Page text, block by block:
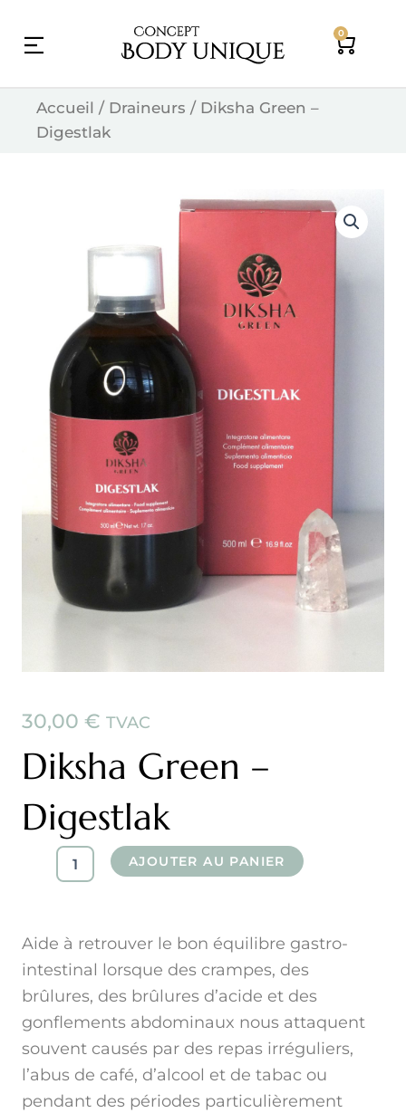
0
Cart
Accueil / Draineurs / Diksha Green –
Digestlak
30,00 € TVAC
Diksha Green –
Digestlak
quantité
Digestlak
AJOUTER AU PANIER
Aide à retrouver le bon équilibre gastro-
intestinal lorsque des crampes, des
brûlures, des brûlures d’acide et des
gonflements abdominaux nous attaquent
souvent causés par des repas irréguliers,
l’abus de café, d’alcool et de tabac ou
pendant des périodes particulièrement